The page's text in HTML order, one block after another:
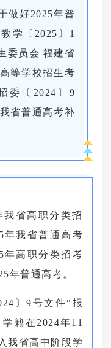
做好2025年普
学〔2025〕1
委员会 福建省
等学校招生考
委〔2024〕9
省普通高考补
我省高职分类招
年我省普通高考
年高职分类招考
年普通高考。
〕9号文件“报
籍在2024年11
我省高中阶段学